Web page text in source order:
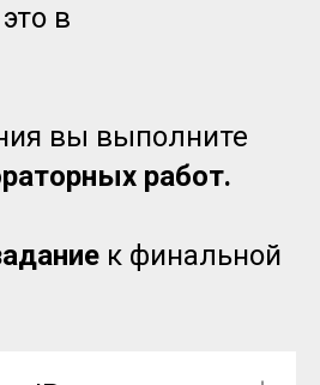
в
вы выполните
работ.
к финальной